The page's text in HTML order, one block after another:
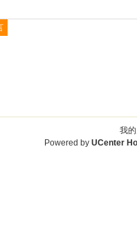
我
Powered by UCenter